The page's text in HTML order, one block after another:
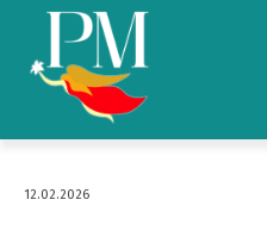
12.02.2026